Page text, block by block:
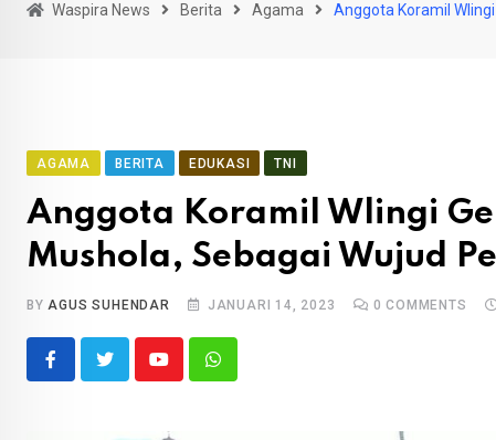
Waspira News Berita Agama Anggota Koramil
AGAMA BERITA EDUKASI TNI
Anggota Koramil Wlingi
Mushola, Sebagai Wujud
BYAGUS SUHENDAR JANUARI 14, 2023 0 COMMENTS
YoutubeWhatsapp